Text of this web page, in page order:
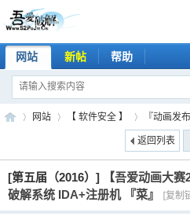
网站 新帖 帮助
吾 »
网站 【 软件安全 】
›
『动画发
返回列表
[第五届（2016）]
【吾爱动画大
破解系统 IDA+注册机 『菜』
[复制